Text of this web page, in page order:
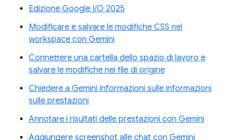
Edizione Google I/O 2025
Modificare e salvare le modifiche CSS nel
workspace con Gemini
Connettere una cartella dello spazio di lavoro e
salvare le modifiche nei file di origine
Chiedere a Gemini informazioni sulle informazioni
sulle prestazioni
Annotare i risultati delle prestazioni con Gemini
Aggiungere screenshot alle chat con Gemini